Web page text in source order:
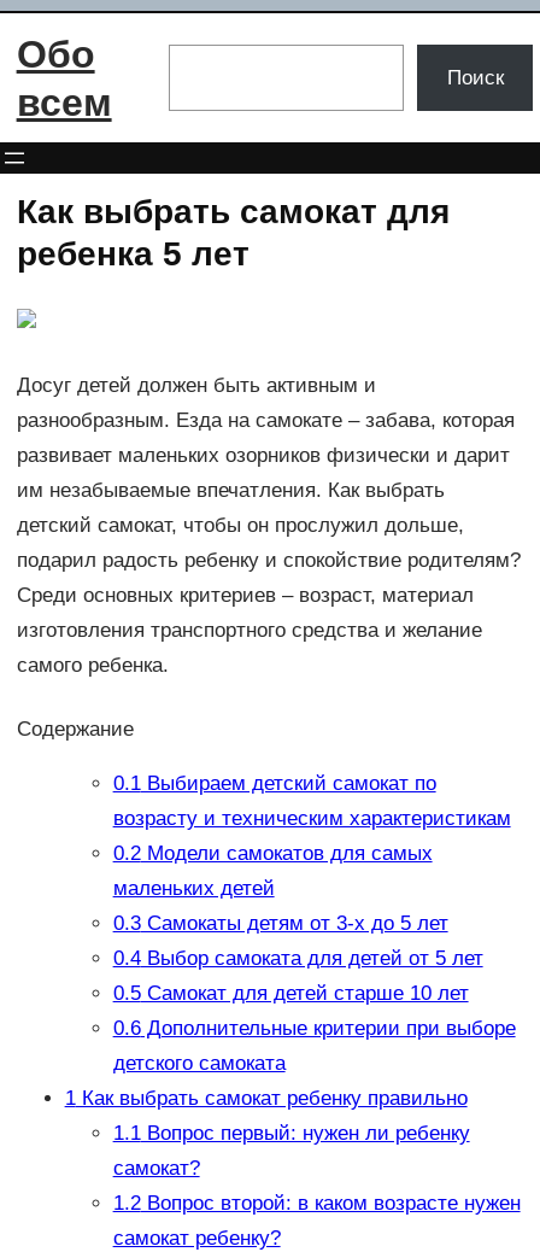
Перейти
Обо
всем
Поиск
Как выбрать самокат для
ребенка 5 лет
Досуг детей должен быть активным и
разнообразным. Езда на самокате – забава, которая
развивает маленьких озорников физически и дарит
им незабываемые впечатления. Как выбрать
детский самокат, чтобы он прослужил дольше,
подарил радость ребенку и спокойствие родителям?
Среди основных критериев – возраст, материал
изготовления транспортного средства и желание
самого ребенка.
Содержание
0.1Выбираем детский самокат по
возрасту и техническим характеристикам
0.2Модели самокатов для самых
маленьких детей
0.3Самокаты детям от 3-х до 5 лет
0.4Выбор самоката для детей от 5 лет
0.5Самокат для детей старше 10 лет
0.6Дополнительные критерии при выборе
детского самоката
1Как выбрать самокат ребенку правильно
1.1Вопрос первый: нужен ли ребенку
самокат?
1.2Вопрос второй: в каком возрасте нужен
самокат ребенку?